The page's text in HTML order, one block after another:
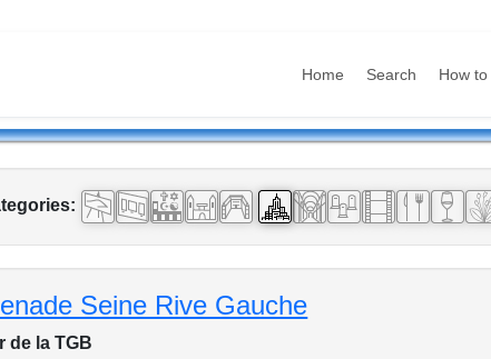
Home Search How to
Seine Rive Gauche
de la TGB